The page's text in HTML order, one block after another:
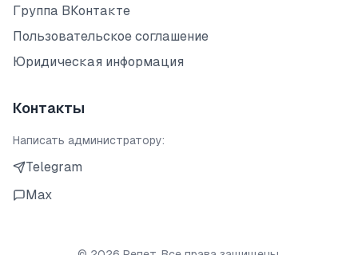
Группа ВКонтакте
Пользовательское соглашение
Юридическая информация
Контакты
Написать администратору:
Telegram
Max